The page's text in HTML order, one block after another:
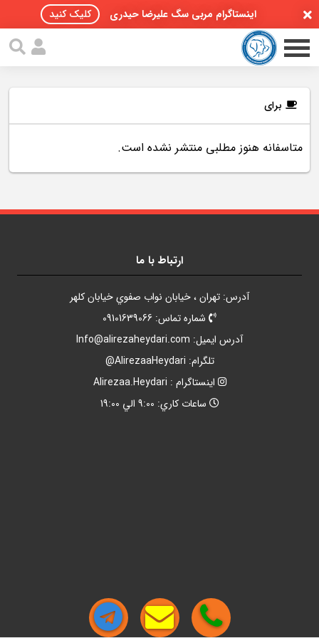
اینستاگرام مربی سگ علیرضا حیدری کلیک کنید
صفحه اصلی
پادکست سگ ها
برای
متاسفانه هنوز مطلبی منتشر نشده است.
ارتباط با ما
آدرس: تهران ، خيابان نواب صفوي خيابان کلهر
شماره تماس: 09101639066
آدرس ايميل: Info@alirezaheydari.com
تلگرام: AlirezaaHeydari@
اينستاگرام : Alirezaa.Heydari
ساعات کاري: 9:00 الي 19:00